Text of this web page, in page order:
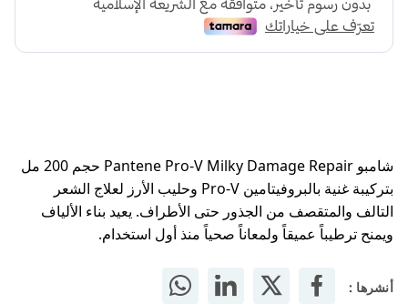
شامبو Pantene Pro-V Milky Damage Repair حجم 200 مل
بتركيبة غنية بالبروفيتامين Pro-V وحليب الأرز لعلاج الشعر
التالف والمتقصف من الجذور حتى الأطراف. يعيد بناء الألياف
ويمنح ترطيباً عميقاً ولمعاناً صحياً منذ أول استخدام.
أنشرها :